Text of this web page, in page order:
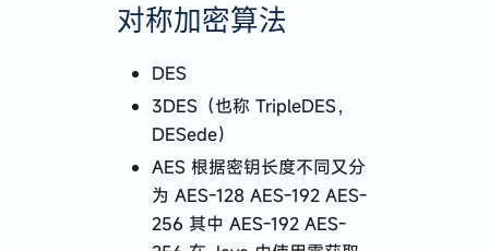
对称加密算法
DES
3DES（也称 TripleDES，
DESede）
AES 根据密钥长度不同又分
为 AES-128 AES-192 AES-
256 其中 AES-192 AES-